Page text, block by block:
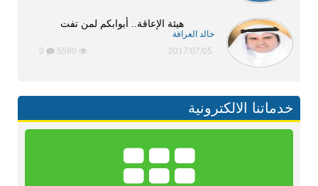
هيئة الإعاقة.. أبوابكم لمن تفت
خالد العرافة
2017/07/05
خدماتنا الالكترونية